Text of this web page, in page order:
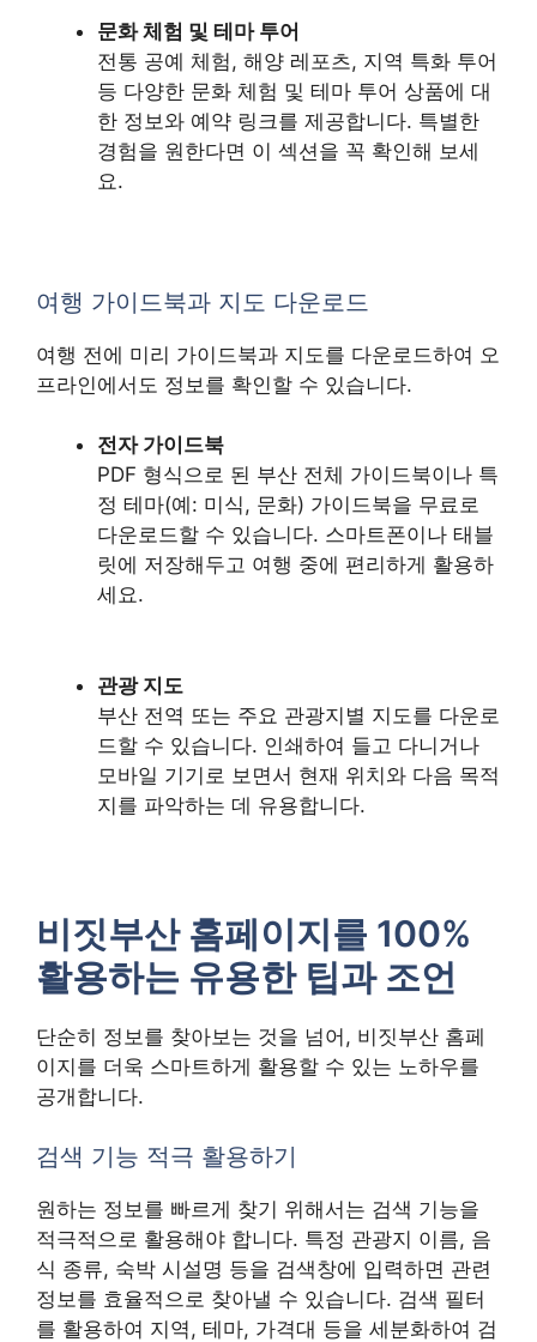
문화 체험 및 테마 투어
전통 공예 체험, 해양 레포츠, 지역 특화 투어
등 다양한 문화 체험 및 테마 투어 상품에 대
한 정보와 예약 링크를 제공합니다. 특별한
경험을 원한다면 이 섹션을 꼭 확인해 보세
요.
여행 가이드북과 지도 다운로드
여행 전에 미리 가이드북과 지도를 다운로드하여 오
프라인에서도 정보를 확인할 수 있습니다.
전자 가이드북
PDF 형식으로 된 부산 전체 가이드북이나 특
정 테마(예: 미식, 문화) 가이드북을 무료로
다운로드할 수 있습니다. 스마트폰이나 태블
릿에 저장해두고 여행 중에 편리하게 활용하
세요.
관광 지도
부산 전역 또는 주요 관광지별 지도를 다운로
드할 수 있습니다. 인쇄하여 들고 다니거나
모바일 기기로 보면서 현재 위치와 다음 목적
지를 파악하는 데 유용합니다.
비짓부산 홈페이지를 100%
활용하는 유용한 팁과 조언
단순히 정보를 찾아보는 것을 넘어, 비짓부산 홈페
이지를 더욱 스마트하게 활용할 수 있는 노하우를
공개합니다.
검색 기능 적극 활용하기
원하는 정보를 빠르게 찾기 위해서는 검색 기능을
적극적으로 활용해야 합니다. 특정 관광지 이름, 음
식 종류, 숙박 시설명 등을 검색창에 입력하면 관련
정보를 효율적으로 찾아낼 수 있습니다. 검색 필터
를 활용하여 지역, 테마, 가격대 등을 세분화하여 검